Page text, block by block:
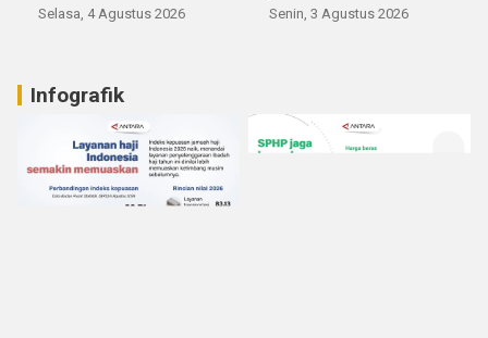
Selasa, 4 Agustus 2026 Senin, 3 Agustus 2026
Infografik